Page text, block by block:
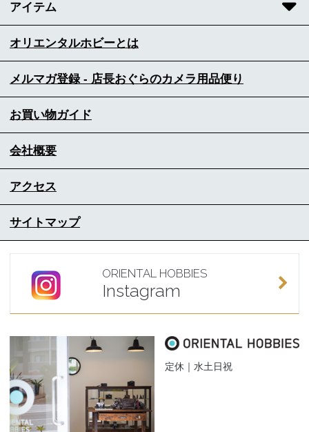
アイテム
オリエンタルホビーとは
メルマガ登録 - 店長おぐらのカメラ用品便り
お買い物ガイド
会社概要
アクセス
サイトマップ
ORIENTAL HOBBIES
Instagram
定休｜水土日祝